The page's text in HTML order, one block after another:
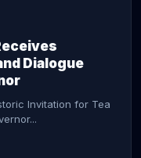
Dialogue
Invitation for Tea